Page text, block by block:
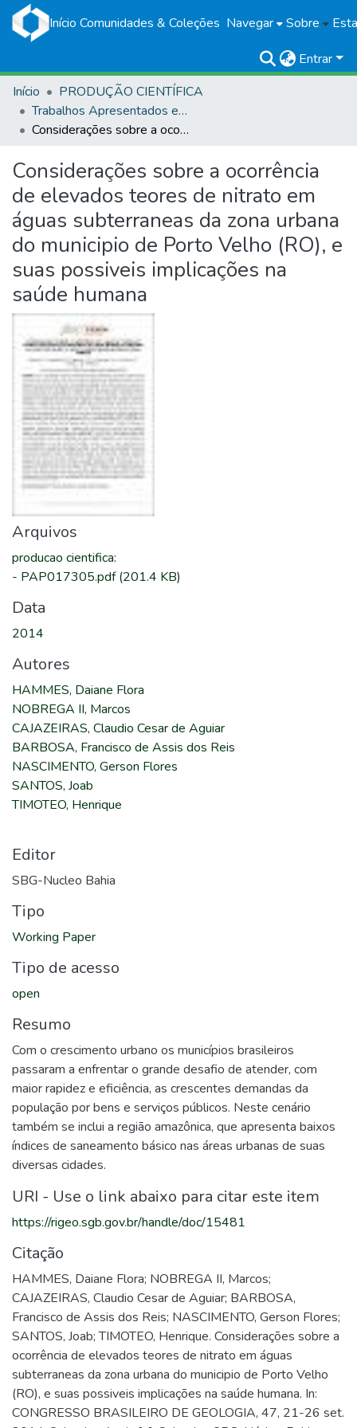
Início Comunidades & Coleções Navegar Sobre
Entrar
Início
PRODUÇÃO CIENTÍFICA
Trabalhos Apresentados em Eventos
Considerações sobre a ocorrência de elevados teores de nitrato em águas subterraneas da zona urbana do municipio de Porto Velho (RO), e suas possiveis implicações na saúde humana
Considerações sobre a ocorrência
de elevados teores de nitrato em
águas subterraneas da zona urbana
do municipio de Porto Velho (RO), e
suas possiveis implicações na
saúde humana
Arquivos
producao cientifica:
- PAP017305.pdf(201.4 KB)
Data
2014
Autores
HAMMES, Daiane Flora
NOBREGA II, Marcos
CAJAZEIRAS, Claudio Cesar de Aguiar
BARBOSA, Francisco de Assis dos Reis
NASCIMENTO, Gerson Flores
SANTOS, Joab
TIMOTEO, Henrique
Editor
SBG-Nucleo Bahia
Tipo
Working Paper
Tipo de acesso
open
Resumo
Com o crescimento urbano os municípios brasileiros
passaram a enfrentar o grande desafio de atender, com
maior rapidez e eficiência, as crescentes demandas da
população por bens e serviços públicos. Neste cenário
também se inclui a região amazônica, que apresenta baixos
índices de saneamento básico nas áreas urbanas de suas
diversas cidades.
URI - Use o link abaixo para citar este item
https://rigeo.sgb.gov.br/handle/doc/15481
Citação
HAMMES, Daiane Flora; NOBREGA II, Marcos;
CAJAZEIRAS, Claudio Cesar de Aguiar; BARBOSA,
Francisco de Assis dos Reis; NASCIMENTO, Gerson Flores;
SANTOS, Joab; TIMOTEO, Henrique. Considerações sobre a
ocorrência de elevados teores de nitrato em águas
subterraneas da zona urbana do municipio de Porto Velho
(RO), e suas possiveis implicações na saúde humana. In:
CONGRESSO BRASILEIRO DE GEOLOGIA, 47, 21-26 set.